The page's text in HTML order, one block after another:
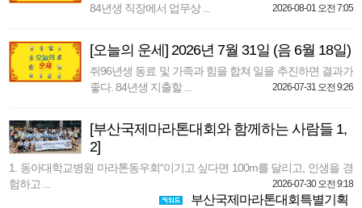
84년생 직장에서 업무상 ...
2026-08-01 오전 7:05
[오늘의 운세] 2026년 7월 31일 (음 6월 18일)
쥐96년생 동료 및 가족과 힘을 합쳐 일을 추진하면 결과가
좋다. 84년생 지출할 ...
2026-07-31 오전 9:26
[부산국제마라톤대회와 함께하는 사람들 1,
2]
1. 동아대학교병원 마라톤동우회“이기고 싶다면 100m를 달리고, 인생을 경
험하고 ...
2026-07-30 오전 9:18
부산국제마라톤대회특별기획